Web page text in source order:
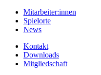
Mitarbeiter:innen
Spielorte
News
Kontakt
Downloads
Mitgliedschaft